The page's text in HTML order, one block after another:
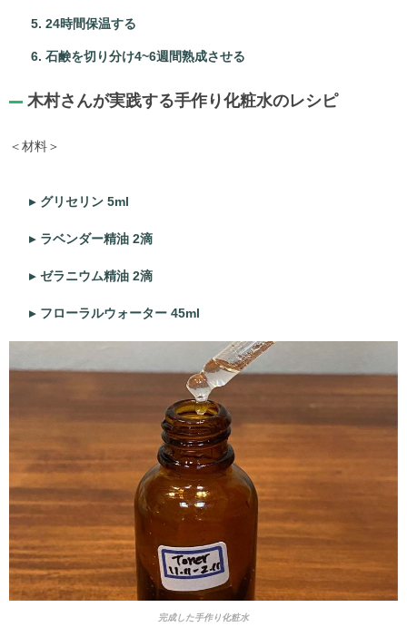
24時間保温する
石鹸を切り分け4~6週間熟成させる
木村さんが実践する手作り化粧水のレシピ
＜材料＞
グリセリン 5ml
ラベンダー精油 2滴
ゼラニウム精油 2滴
フローラルウォーター 45ml
完成した手作り化粧水